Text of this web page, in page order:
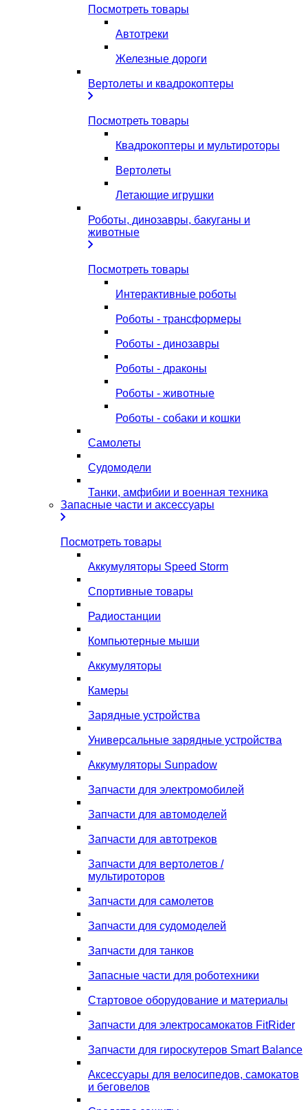
Посмотреть товары
Автотреки
Железные дороги
Вертолеты и квадрокоптеры
Посмотреть товары
Квадрокоптеры и мультироторы
Вертолеты
Летающие игрушки
Роботы, динозавры, бакуганы и
животные
Посмотреть товары
Интерактивные роботы
Роботы - трансформеры
Роботы - динозавры
Роботы - драконы
Роботы - животные
Роботы - собаки и кошки
Самолеты
Судомодели
Танки, амфибии и военная техника
Запасные части и аксессуары
Посмотреть товары
Аккумуляторы Speed Storm
Спортивные товары
Радиостанции
Компьютерные мыши
Аккумуляторы
Камеры
Зарядные устройства
Универсальные зарядные устройства
Аккумуляторы Sunpadow
Запчасти для электромобилей
Запчасти для автомоделей
Запчасти для автотреков
Запчасти для вертолетов /
мультироторов
Запчасти для самолетов
Запчасти для судомоделей
Запчасти для танков
Запасные части для роботехники
Стартовое оборудование и материалы
Запчасти для электросамокатов FitRider
Запчасти для гироскутеров Smart Balance
Аксессуары для велосипедов, самокатов
и беговелов